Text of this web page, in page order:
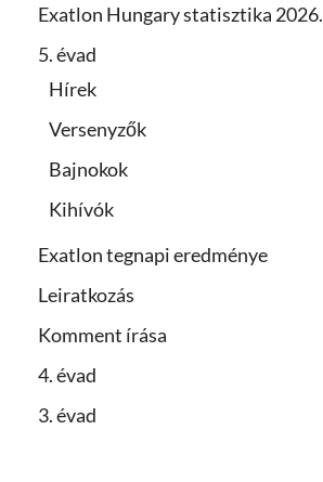
Exatlon Hungary statisztika 2026.
5. évad
Hírek
Versenyzők
Bajnokok
Kihívók
Exatlon tegnapi eredménye
Leiratkozás
Komment írása
4. évad
3. évad